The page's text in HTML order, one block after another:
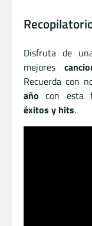
Disfruta de
mejores
Recuerda con
añocon esta
éxitos y hits.